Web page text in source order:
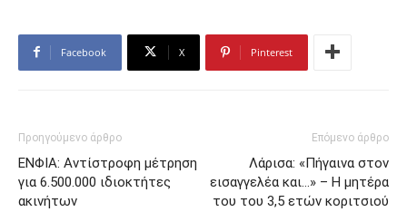
Facebook X Pinterest
Προηγούμενο άρθρο
ΕΝΦΙΑ: Αντίστροφη μέτρηση
για 6.500.000 ιδιοκτήτες
ακινήτων
Επόμενο άρθρο
Λάρισα: «Πήγαινα στον
εισαγγελέα και…» – Η μητέρα
του του 3,5 ετών κοριτσιού